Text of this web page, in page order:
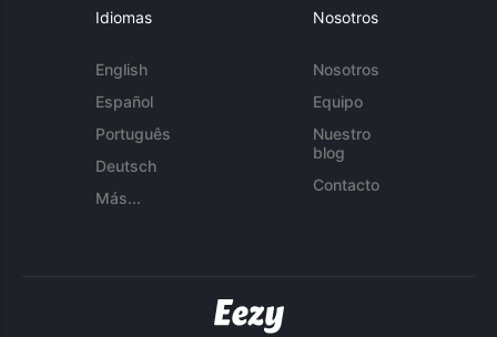
Idiomas
English
Español
Português
Deutsch
Más...
Nosotros
Nosotros
Equipo
Nuestro
blog
Contacto